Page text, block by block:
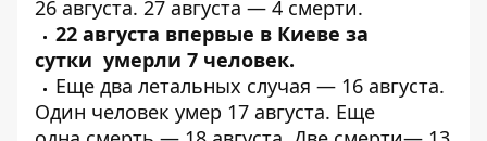
26 августа. 27 августа — 4 смерти.
22 августа впервые в Киеве за
сутки умерли 7 человек.
Еще два летальных случая — 16 августа.
Один человек умер 17 августа. Еще